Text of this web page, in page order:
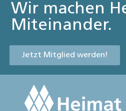
Wir machen
Miteinander.
Jetzt Mitglied werden!